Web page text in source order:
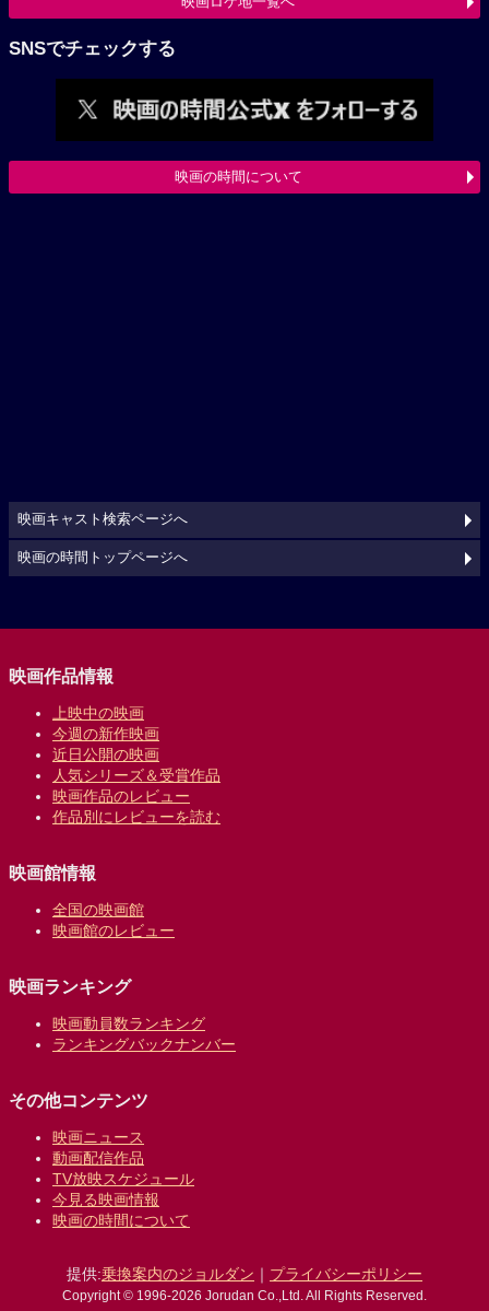
SNSでチェックする
映画の時間について
映画キャスト検索ページへ
映画の時間トップページへ
映画作品情報
上映中の映画
今週の新作映画
近日公開の映画
人気シリーズ＆受賞作品
映画作品のレビュー
作品別にレビューを読む
映画館情報
全国の映画館
映画館のレビュー
映画ランキング
映画動員数ランキング
ランキングバックナンバー
その他コンテンツ
映画ニュース
動画配信作品
TV放映スケジュール
今見る映画情報
映画の時間について
提供:乗換案内のジョルダン ｜ プライバシーポリシー
Copyright © 1996-2026 Jorudan Co.,Ltd. All Rights Reserved.